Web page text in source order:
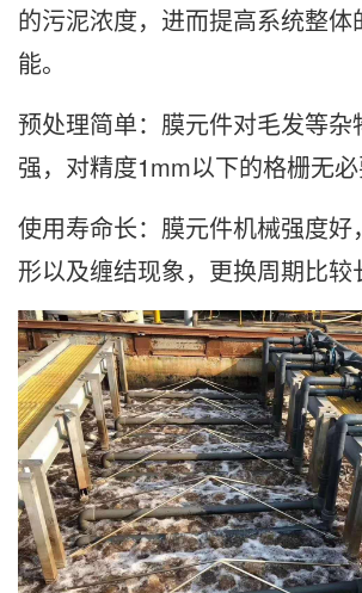
的污泥浓度，进而提高系统整体
能。
预处理简单：膜元件对毛发等杂
强，对精度1mm以下的格栅无必
使用寿命长：膜元件机械强度好
形以及缠结现象，更换周期比较